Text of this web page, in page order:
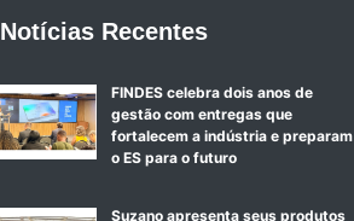
Notícias Recentes
FINDES celebra dois anos de
gestão com entregas que
fortalecem a indústria e preparam
o ES para o futuro
Suzano apresenta seus produtos